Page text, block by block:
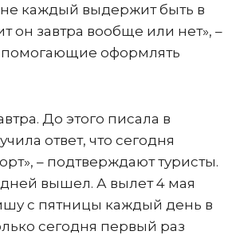
каждый выдержит быть в
он завтра вообще или нет», –
помогающие оформлять
До этого писала в
ответ, что сегодня
– подтверждают туристы.
дней вышел. А вылет 4 мая
с пятницы каждый день в
сегодня первый раз